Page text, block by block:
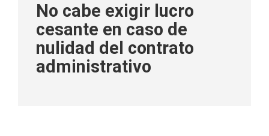
No cabe exigir lucro
cesante en caso de
nulidad del contrato
administrativo